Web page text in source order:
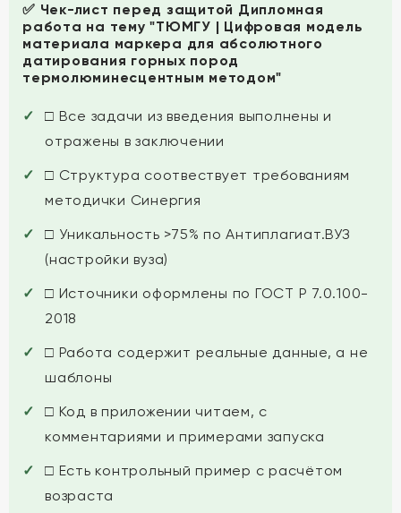
✅ Чек-лист перед защитой Дипломная
работа на тему "ТЮМГУ | Цифровая модель
материала маркера для абсолютного
датирования горных пород
термолюминесцентным методом"
□ Все задачи из введения выполнены и
отражены в заключении
□ Структура соотвествует требованиям
методички Синергия
□ Уникальность >75% по Антиплагиат.ВУЗ
(настройки вуза)
□ Источники оформлены по ГОСТ Р 7.0.100-
2018
□ Работа содержит реальные данные, а не
шаблоны
□ Код в приложении читаем, с
комментариями и примерами запуска
□ Есть контрольный пример с расчётом
возраста